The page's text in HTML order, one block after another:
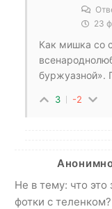
23
Как мишка со
буржуазной».
3 -2
Не в тему: что
фотки с